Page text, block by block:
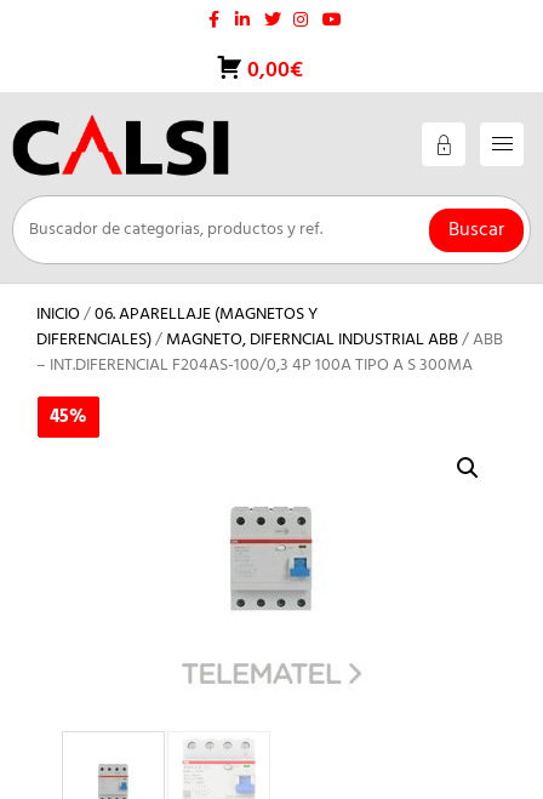
0,00€
Buscar
INICIO/06. APARELLAJE (MAGNETOS Y
DIFERENCIALES)/MAGNETO, DIFERNCIAL INDUSTRIAL ABB/ ABB
– INT.DIFERENCIAL F204AS-100/0,3 4P 100A TIPO A S 300MA
45%
45%